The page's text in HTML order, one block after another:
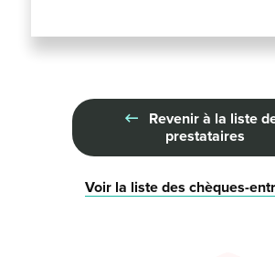
Revenir à la liste
prestataires
Voir la liste des chèques-